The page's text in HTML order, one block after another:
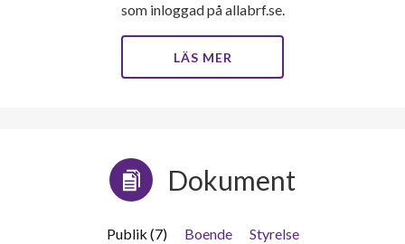
som inloggad på allabrf.se.
LÄS MER
Dokument
Publik (7) Boende
Styrelse